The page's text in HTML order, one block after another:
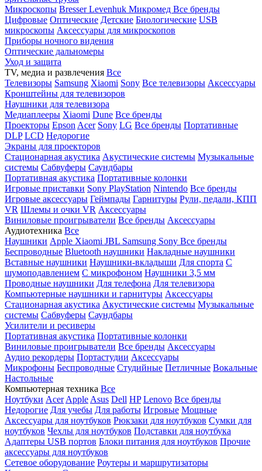
Микроскопы BresserLevenhuk Микромед Все бренды
Цифровые Оптические Детские Биологические USB
микроскопы Аксессуары для микроскопов
Приборы ночного видения
Оптические дальномеры
Уход и защита
TV, медиа и развлечения Все
Телевизоры Samsung Xiaomi Sony Все телевизоры Аксессуары
Кронштейны для телевизоров
Наушники для телевизора
Медиаплееры Xiaomi Dune Все бренды
Проекторы Epson Acer Sony LG Все бренды Портативные
DLP LCD Недорогие
Экраны для проекторов
Стационарная акустика Акустические системы Музыкальные
системы Сабвуферы Саундбары
Портативная акустика Портативные колонки
Игровые приставки Sony PlayStation Nintendo Все бренды
Игровые аксессуары Геймпады Гарнитуры Рули, педали, КПП
VR Шлемы и очки VR Аксессуары
Виниловые проигрыватели Все бренды Аксессуары
Аудиотехника Все
Наушники Apple Xiaomi JBL Samsung Sony Все бренды
Беспроводные Bluetooth наушники Накладные наушники
Вставные наушники Наушники-вкладыши Для спорта С
шумоподавлением С микрофоном Наушники 3,5 мм
Проводные наушники Для телефона Для телевизора
Компьютерные наушники и гарнитуры Аксессуары
Стационарная акустика Акустические системы Музыкальные
системы Сабвуферы Саундбары
Усилители и ресиверы
Портативная акустика Портативные колонки
Виниловые проигрыватели Все бренды Аксессуары
Аудио рекордеры Портастудии Аксессуары
Микрофоны Беспроводные Студийные Петличные Вокальные
Настольные
Компьютерная техника Все
Ноутбуки Acer Apple Asus Dell HP Lenovo Все бренды
Недорогие Для учебы Для работы Игровые Мощные
Аксессуары для ноутбуков Рюкзаки для ноутбуков Сумки для
ноутбуков Чехлы для ноутбуков Подставки для ноутбука
Адаптеры USB портов Блоки питания для ноутбуков Прочие
аксессуары для ноутбуков
Сетевое оборудование Роутеры и маршрутизаторы